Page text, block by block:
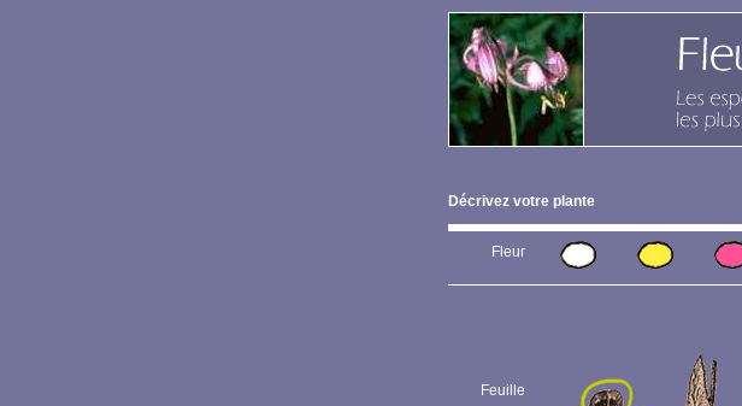
Décrivez votre plante
Fleur
Feuille